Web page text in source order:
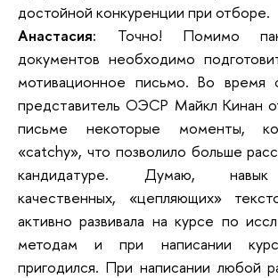
достойной конкуренции при отборе.
Анастасия: Точно! Помимо
документов необходимо
мотивационное письмо. Во время
представитель ОЭСР Майкл Кинан
письме некоторые моменты,
«catchy», что позволило больше
кандидатуре. Думаю, навык
качественных, «цепляющих»
активно развивала на курсе по
методам и при написании
пригодился. При написании любой